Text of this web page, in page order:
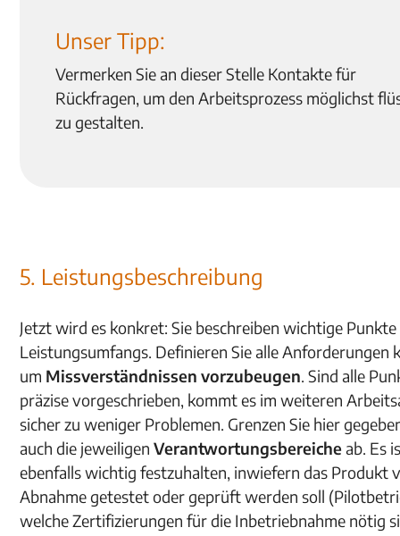
Unser Tipp:
Vermerken Sie an dieser Stelle Kontakte für
Rückfragen, um den Arbeitsprozess möglichst
zu gestalten.
5. Leistungsbeschreibung
Jetzt wird es konkret: Sie beschreiben wichtige Punkte
Leistungsumfangs. Definieren Sie alle Anforderungen
um Missverständnissen vorzubeugen. Sind alle
präzise vorgeschrieben, kommt es im weiteren
sicher zu weniger Problemen. Grenzen Sie hier
auch die jeweiligen Verantwortungsbereicheab. Es
ebenfalls wichtig festzuhalten, inwiefern das Produkt
Abnahme getestet oder geprüft werden soll
welche Zertifizierungen für die Inbetriebnahme nötig